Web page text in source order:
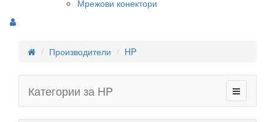
Мрежови конектори
Производители HP
Категории за HP